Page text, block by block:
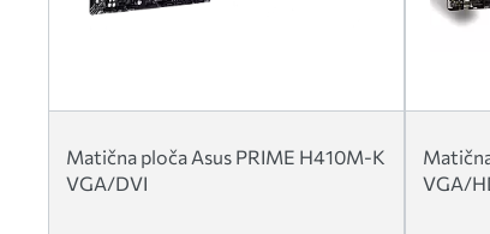
Matična ploča Asus PRIME H410M-K
VGA/DVI
VGA/